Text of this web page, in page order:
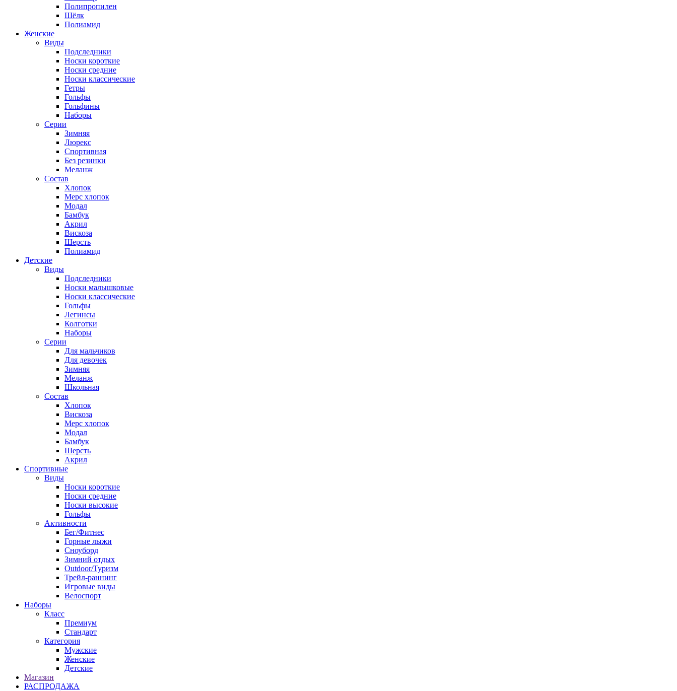
Полипропилен
Шёлк
Полиамид
Женские
Виды
Подследники
Носки короткие
Носки средние
Носки классические
Гетры
Гольфы
Гольфины
Наборы
Серии
Зимняя
Люрекс
Спортивная
Без резинки
Меланж
Состав
Хлопок
Мерс хлопок
Модал
Бамбук
Акрил
Вискоза
Шерсть
Полиамид
Детские
Виды
Подследники
Носки малышковые
Носки классические
Гольфы
Легинсы
Колготки
Наборы
Серии
Для мальчиков
Для девочек
Зимняя
Меланж
Школьная
Состав
Хлопок
Вискоза
Мерс хлопок
Модал
Бамбук
Шерсть
Акрил
Спортивные
Виды
Носки короткие
Носки средние
Носки высокие
Гольфы
Активности
Бег/Фитнес
Горные лыжи
Сноуборд
Зимний отдых
Outdoor/Туризм
Трейл-раннинг
Игровые виды
Велоспорт
Наборы
Класс
Премиум
Стандарт
Категория
Мужские
Женские
Детские
Магазин
РАСПРОДАЖА